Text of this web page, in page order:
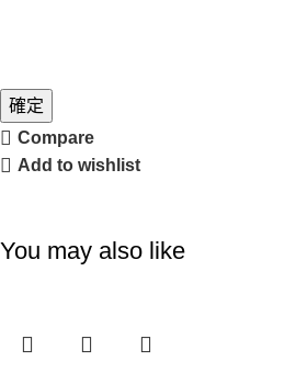
確定
Compare
Add to wishlist
You may also like